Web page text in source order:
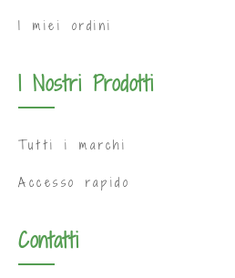
I miei ordini
I Nostri Prodotti
Tutti i marchi
Accesso rapido
Contatti